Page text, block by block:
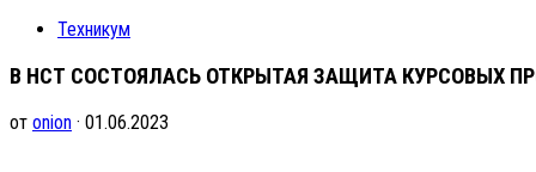
Техникум
В НСТ СОСТОЯЛАСЬ ОТКРЫТАЯ ЗАЩИТА КУРСОВЫХ
от onion · 01.06.2023